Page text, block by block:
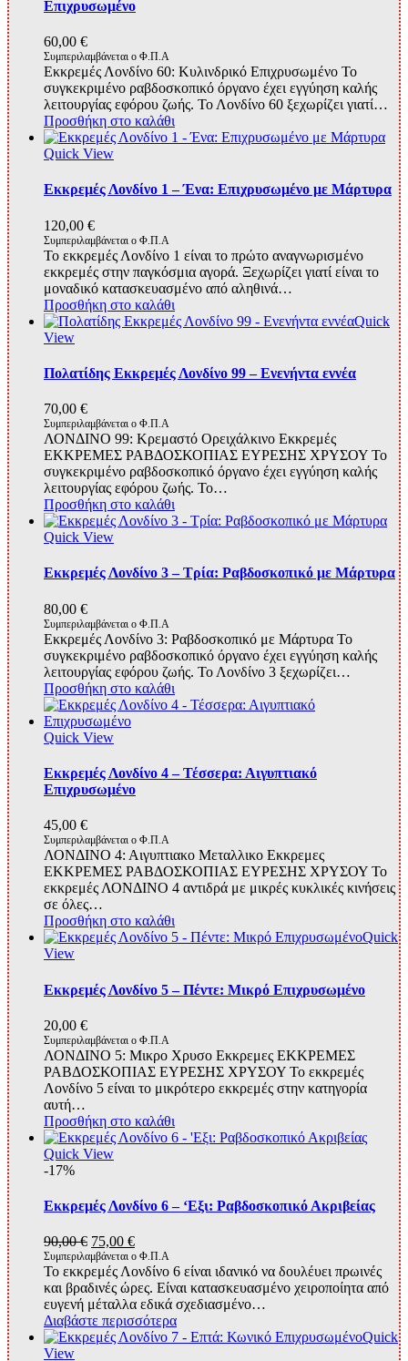
Επιχρυσωμένο
60,00 €
Συμπεριλαμβάνεται ο Φ.Π.Α
Εκκρεμές Λονδίνο 60: Kυλινδρικό Επιχρυσωμένο Το
συγκεκριμένο ραβδοσκοπικό όργανο έχει εγγύηση καλής
λειτουργίας εφόρου ζωής. Το Λονδίνο 60 ξεχωρίζει γιατί…
Προσθήκη στο καλάθι
Quick View
Εκκρεμές Λονδίνο 1 – Ένα: Επιχρυσωμένο με Mάρτυρα
120,00 €
Συμπεριλαμβάνεται ο Φ.Π.Α
Το εκκρεμές Λονδίνο 1 είναι το πρώτο αναγνωρισμένο
εκκρεμές στην παγκόσμια αγορά. Ξεχωρίζει γιατί είναι το
μοναδικό κατασκευασμένο από αληθινά…
Προσθήκη στο καλάθι
Quick
View
Πολατίδης Εκκρεμές Λονδίνο 99 – Ενενήντα εννέα
70,00 €
Συμπεριλαμβάνεται ο Φ.Π.Α
ΛΟΝΔΙΝΟ 99: Κρεμαστό Ορειχάλκινο Εκκρεμές
ΕΚΚΡΕΜΕΣ ΡΑΒΔΟΣΚΟΠΙΑΣ ΕΥΡΕΣΗΣ ΧΡΥΣΟΥ Το
συγκεκριμένο ραβδοσκοπικό όργανο έχει εγγύηση καλής
λειτουργίας εφόρου ζωής. Το…
Προσθήκη στο καλάθι
Quick View
Εκκρεμές Λονδίνο 3 – Τρία: Ραβδοσκοπικό με Μάρτυρα
80,00 €
Συμπεριλαμβάνεται ο Φ.Π.Α
Εκκρεμές Λονδίνο 3: Ραβδοσκοπικό με Μάρτυρα Το
συγκεκριμένο ραβδοσκοπικό όργανο έχει εγγύηση καλής
λειτουργίας εφόρου ζωής. Το Λονδίνο 3 ξεχωρίζει…
Προσθήκη στο καλάθι
Quick View
Εκκρεμές Λονδίνο 4 – Τέσσερα: Αιγυπτιακό
Επιχρυσωμένο
45,00 €
Συμπεριλαμβάνεται ο Φ.Π.Α
ΛΟΝΔΙΝΟ 4: Αιγυπτιακο Μεταλλικο Εκκρεμες
ΕΚΚΡΕΜΕΣ ΡΑΒΔΟΣΚΟΠΙΑΣ ΕΥΡΕΣΗΣ ΧΡΥΣΟΥ Το
εκκρεμές ΛΟΝΔΙΝΟ 4 αντιδρά με μικρές κυκλικές κινήσεις
σε όλες…
Προσθήκη στο καλάθι
Quick
View
Εκκρεμές Λονδίνο 5 – Πέντε: Μικρό Επιχρυσωμένο
20,00 €
Συμπεριλαμβάνεται ο Φ.Π.Α
ΛΟΝΔΙΝΟ 5: Μικρο Χρυσο Εκκρεμες ΕΚΚΡΕΜΕΣ
ΡΑΒΔΟΣΚΟΠΙΑΣ ΕΥΡΕΣΗΣ ΧΡΥΣΟΥ Το εκκρεμές
Λονδίνο 5 είναι το μικρότερο εκκρεμές στην κατηγορία
αυτή…
Προσθήκη στο καλάθι
Quick View
-17%
Εκκρεμές Λονδίνο 6 – ‘Εξι: Ραβδοσκοπικό Ακριβείας
90,00€ Original
price
was:
90,00 €.
75,00 €Η
τρέχουσα
τιμή
είναι:
75,00 €.
Συμπεριλαμβάνεται ο Φ.Π.Α
Το εκκρεμές Λονδίνο 6 είναι ιδανικό να δουλέυει πρωινές
και βραδινές ώρες. Είναι κατασκευασμένο χειροποίητα από
ευγενή μέταλλα εδικά σχεδιασμένο…
Διαβάστε περισσότερα
Quick
View